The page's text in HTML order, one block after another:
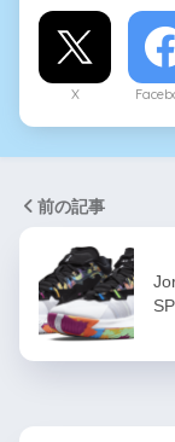
X
前の記事